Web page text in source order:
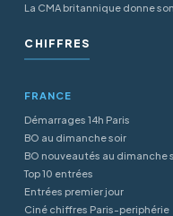
La CMA britannique donne
CHIFFRES
FRANCE
Démarrages 14h Paris
BO au dimanche soir
BO nouveautés au dimanche
Top 10 entrées
Entrées premier jour
Ciné chiffres Paris-periphérie